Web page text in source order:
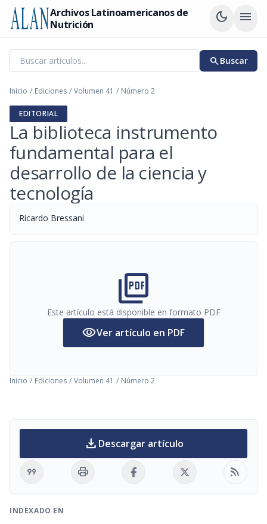
Archivos Latinoamericanos de
Nutrición
dark_mode menu
searchBuscar
Inicio / Ediciones / Volumen 41 / Número 2
EDITORIAL
La biblioteca instrumento
fundamental para el
desarrollo de la ciencia y
tecnología
Ricardo Bressani
picture_as_pdf
Este artículo está disponible en formato PDF
visibilityVer artículo en PDF
Inicio / Ediciones / Volumen 41 / Número 2
download Descargar artículo
format_quote print rss_feed
INDEXADO EN